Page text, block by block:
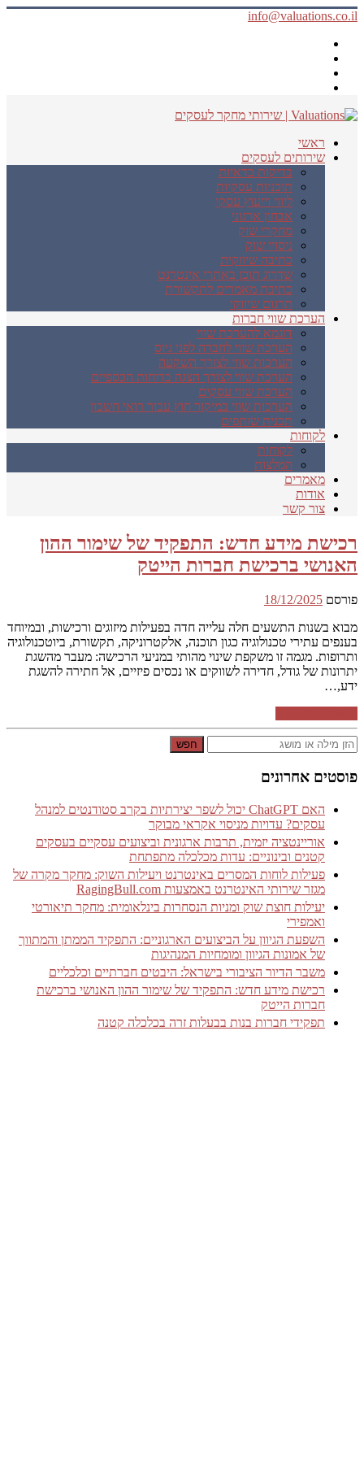
info@valuations.co.il
ראשי
שירותים לעסקים
בדיקות כדאיות
תוכניות עסקיות
ליווי וייעוץ עסקי
אבחון ארגוני
מחקרי שוק
ניסויי שוק
כתיבה שיווקית
שדרוג תוכן באתרי אינטרנט
כתיבת מאמרים לתקשורת
תרגום שיווקי
הערכת שווי חברות
דוגמא להערכת שווי
הערכת שווי לחברה לפני גיוס
הערכות שווי לצורך השקעה
הערכת שווי לצורך הצגה בדוחות הכספיים
הערכת שווי עסקים
הערכות שווי במיקור חוץ עבור רואי חשבון
תכנית שותפים
לקוחות
לקוחות
המלצות
מאמרים
אודות
צור קשר
רכישת מידע חדש: התפקיד של שימור ההון
האנושי ברכישת חברות הייטק
פורסם 18/12/2025
מבוא בשנות התשעים חלה עלייה חדה בפעילות מיזוגים ורכישות, ובמיוחד
בענפים עתירי טכנולוגיה כגון תוכנה, אלקטרוניקה, תקשורת, ביוטכנולוגיה
ותרופות. מגמה זו משקפת שינוי מהותי במניעי הרכישה: מעבר מהשגת
יתרונות של גודל, חדירה לשווקים או נכסים פיזיים, אל חתירה להשגת
ידע,…
חפש
פוסטים אחרונים
האם ChatGPT יכול לשפר יצירתיות בקרב סטודנטים למנהל
עסקים? עדויות מניסוי אקראי מבוקר
אוריינטציה יזמית, תרבות ארגונית וביצועים עסקיים בעסקים
קטנים ובינוניים: עדות מכלכלה מתפתחת
פעילות לוחות המסרים באינטרנט ויעילות השוק: מחקר מקרה של
מגזר שירותי האינטרנט באמצעות RagingBull.com
יעילות חוצת שוק ומניות הנסחרות בינלאומית: מחקר תיאורטי
ואמפירי
השפעת הגיוון על הביצועים הארגוניים: התפקיד הממתן והמתווך
של אמונות הגיוון ומומחיות המנהיגות
משבר הדיור הציבורי בישראל: היבטים חברתיים וכלכליים
רכישת מידע חדש: התפקיד של שימור ההון האנושי ברכישת
חברות הייטק
תפקידי חברות בנות בבעלות זרה בכלכלה קטנה